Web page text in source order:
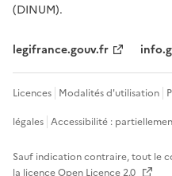
(DINUM).
legifrance.gouv.fr
Licences Modalités d'utilisation
légales Accessibilité :
Sauf indication contraire, tout le
la licenceOpen Licence 2.0